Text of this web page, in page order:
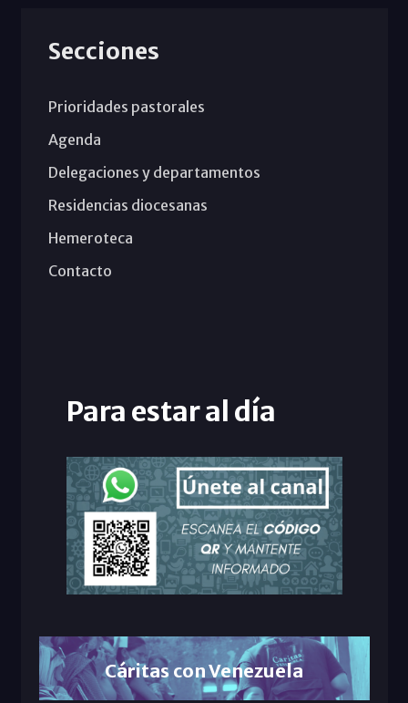
Secciones
Prioridades pastorales
Agenda
Delegaciones y departamentos
Residencias diocesanas
Hemeroteca
Contacto
Para estar al día
Cáritas con Venezuela